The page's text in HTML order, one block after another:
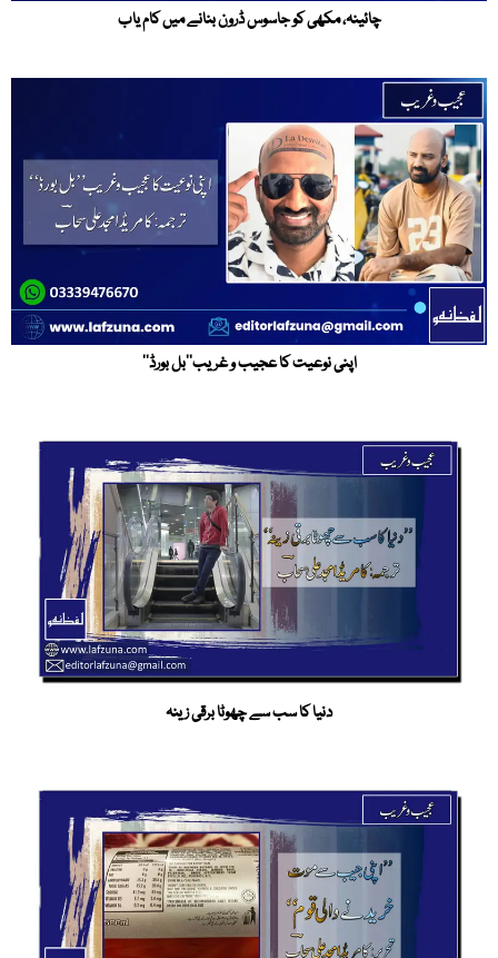
چائینہ، مکھی کو جاسوس ڈرون بنانے میں کام یاب
اپنی نوعیت کا عجیب و غریب’’بل بورڈ‘‘
دنیا کا سب سے چھوٹا برقی زینہ